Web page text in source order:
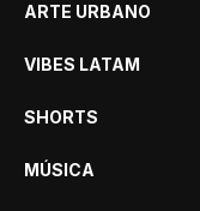
ARTE URBANO
VIBES LATAM
SHORTS
MÚSICA